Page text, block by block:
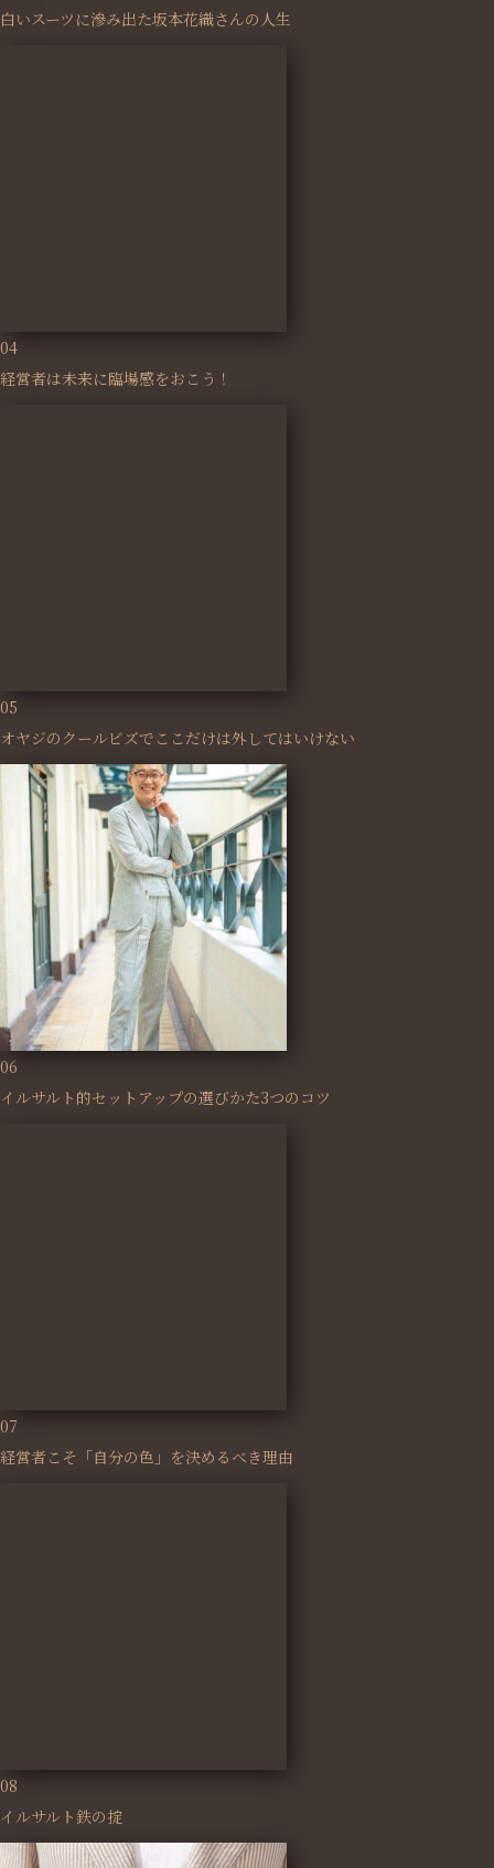
白いスーツに滲み出た坂本花織さんの人生
04
経営者は未来に臨場感をおこう！
05
オヤジのクールビズでここだけは外してはいけない
06
イルサルト的セットアップの選びかた3つのコツ
07
経営者こそ「自分の色」を決めるべき理由
08
イルサルト鉄の掟